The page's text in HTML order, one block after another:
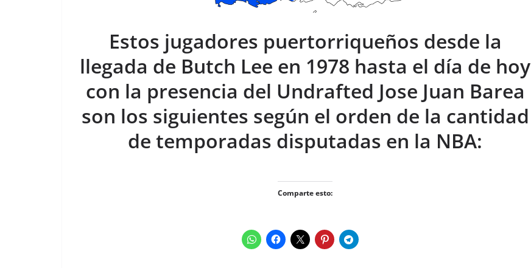
Estos jugadores puertorriqueños desde la
llegada de Butch Lee en 1978 hasta el día de hoy
con la presencia del Undrafted Jose Juan Barea
son los siguientes según el orden de la cantidad
de temporadas disputadas en la NBA:
Comparte esto: